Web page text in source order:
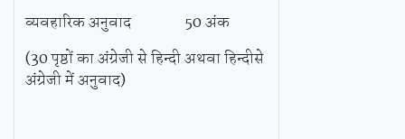
व्यवहारिक अनुवाद 50 अंक
(30 पृष्ठों का अंग्रेजी से हिन्‍दी अथवा हिन्‍दीसे
अंग्रेजी में अनुवाद)